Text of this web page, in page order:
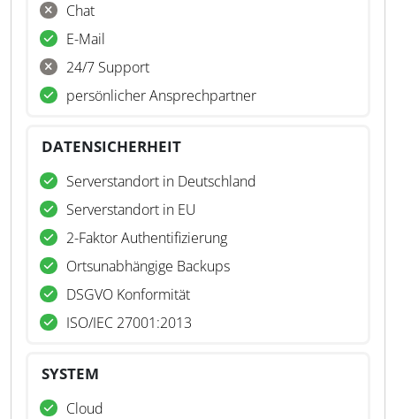
Chat
E-Mail
24/7 Support
persönlicher Ansprechpartner
DATENSICHERHEIT
Serverstandort in Deutschland
Serverstandort in EU
2-Faktor Authentifizierung
Ortsunabhängige Backups
DSGVO Konformität
ISO/IEC 27001:2013
SYSTEM
Cloud